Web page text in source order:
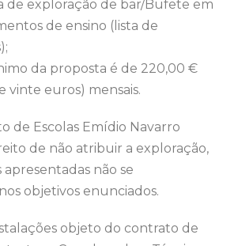
de exploração de bar/Bufete em
de ensino (lista de
da proposta é de 220,00 €
vinte euros) mensais.
de Escolas Emídio Navarro
de não atribuir a exploração,
apresentadas não se
objetivos enunciados.
objeto do contrato de